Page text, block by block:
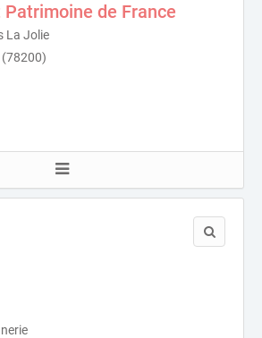
Patrimoine de France
La Jolie